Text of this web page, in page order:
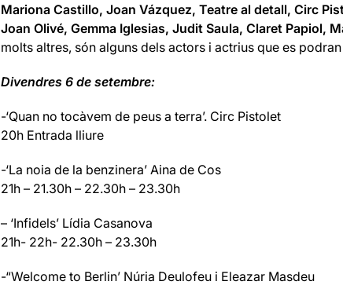
Mariona Castillo, Joan Vázquez, Teatre al detall, Circ
Joan Olivé, Gemma Iglesias, Judit Saula, Claret Papiol,
molts altres, són alguns dels actors i actrius que es podran
Divendres 6 de setembre:
-‘Quan no tocàvem de peus a terra’. Circ Pistolet
20h Entrada lliure
-‘La noia de la benzinera’ Aina de Cos
21h – 21.30h – 22.30h – 23.30h
– ‘Infidels’ Lídia Casanova
21h- 22h- 22.30h – 23.30h
-“Welcome to Berlin’ Núria Deulofeu i Eleazar Masdeu